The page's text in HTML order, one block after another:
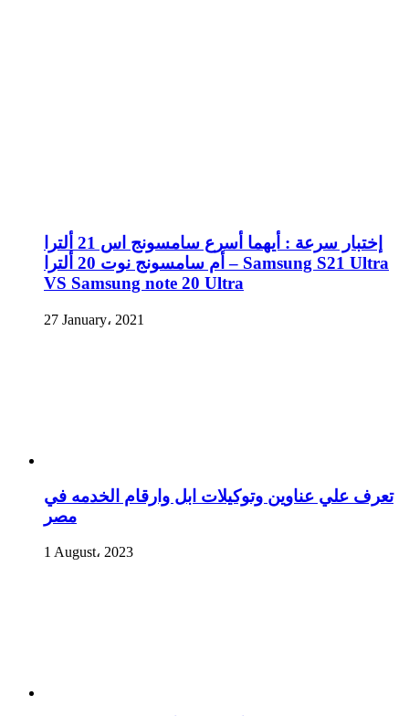
إختبار سرعة : أيهما أسرع سامسونج اس 21 ألترا
أم سامسونج نوت 20 ألترا – Samsung S21 Ultra
VS Samsung note 20 Ultra
27 January، 2021
تعرف علي عناوين وتوكيلات ابل وارقام الخدمه في
مصر
1 August، 2023